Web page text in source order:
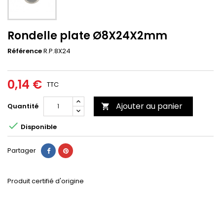
Rondelle plate Ø8X24X2mm
RéférenceR.P.8X24
0,14 € TTC
Quantité  Ajouter au panier
 Disponible
Partager
Produit certifié d'origine